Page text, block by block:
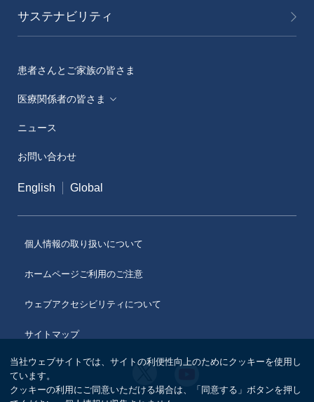
サステナビリティ
患者さんとご家族の皆さま
医療関係者の皆さま
MA）
医療従事者向けサイト（ONOメディカルナビ）
医薬・薬学研究支援
ニュース
お問い合わせ
English Global
個人情報の取り扱いについて
ホームページご利用のご注意
ウェブアクセシビリティについて
サイトマップ
薬
野
薬
当社ウェブサイトでは、サイトの利便性向上のためにクッキーを使用し
ています。
クッキーの利用にご同意いただける場合は、「同意する」ボタンを押し